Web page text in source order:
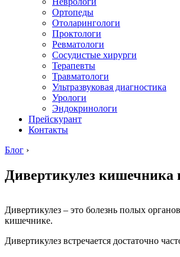
Ортопеды
Отоларингологи
Проктологи
Ревматологи
Сосудистые хирурги
Терапевты
Травматологи
Ультразвуковая диагностика
Урологи
Эндокринологи
Прейскурант
Контакты
Блог ›
Дивертикулез кишечника
Дивертикулез – это болезнь полых
кишечнике.
Дивертикулез встречается достаточно